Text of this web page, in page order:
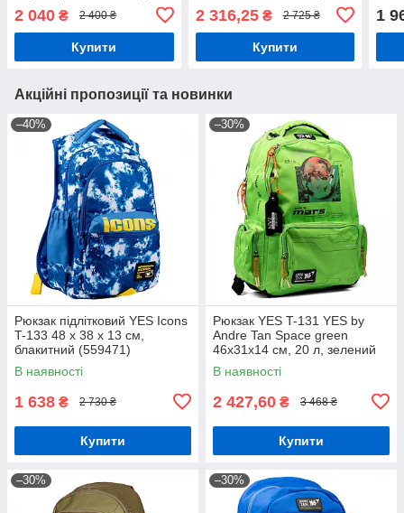
2 040 ₴ 2 400 ₴
Купити
2 316,25₴ 2 725 ₴
Купити
1
Акційні пропозиції та новинки
–40%
Рюкзак підлітковий YES Icons
T-133 48 х 38 х 13 см,
блакитний (559471)
В наявності
1 638 ₴ 2 730 ₴
Купити
–30%
Рюкзак YES T-131 YES by
Andre Tan Space green
46х31х14 см, 20 л, зелений
(559049)
В наявності
2 427,60 ₴ 3 468 ₴
Купити
–30% –30%